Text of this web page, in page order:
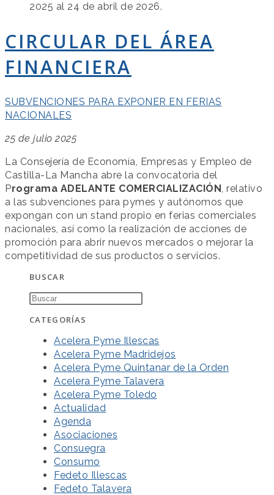
2025 al 24 de abril de 2026.
CIRCULAR DEL ÁREA
FINANCIERA
SUBVENCIONES PARA EXPONER EN FERIAS
NACIONALES
25 de julio 2025
La Consejería de Economía, Empresas y Empleo de
Castilla-La Mancha abre la convocatoria del
Programa ADELANTE COMERCIALIZACIÓN , relativo
a las subvenciones para pymes y autónomos que
expongan con un stand propio en ferias comerciales
nacionales, así como la realización de acciones de
promoción para abrir nuevos mercados o mejorar la
competitividad de sus productos o servicios.
BUSCAR
CATEGORÍAS
Acelera Pyme Illescas
Acelera Pyme Madridejos
Acelera Pyme Quintanar de la Orden
Acelera Pyme Talavera
Acelera Pyme Toledo
Actualidad
Agenda
Asociaciones
Consuegra
Consumo
Fedeto Illescas
Fedeto Talavera